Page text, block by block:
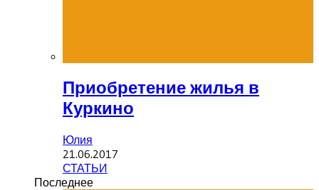
Приобретение жилья в
Куркино
Юлия
21.06.2017
СТАТЬИ
Последнее